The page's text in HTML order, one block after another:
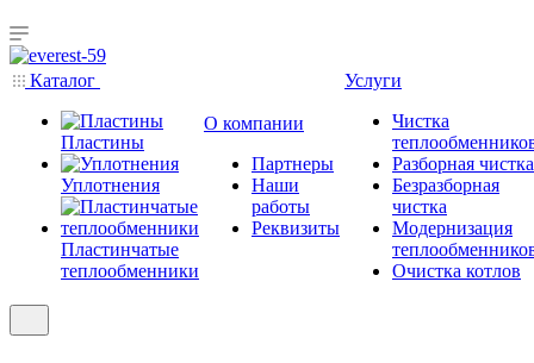
Каталог
Пластины
Уплотнения
Пластинчатые
теплообменники
О компании
Партнеры
Наши
работы
Реквизиты
Услуги
Чистка
Разборная чистка
Безразборная
чистка
Модернизация
Очистка котлов